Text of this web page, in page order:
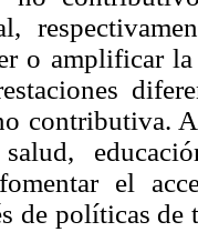
o amplificar
contributiva.
salud,
el
de políticas de